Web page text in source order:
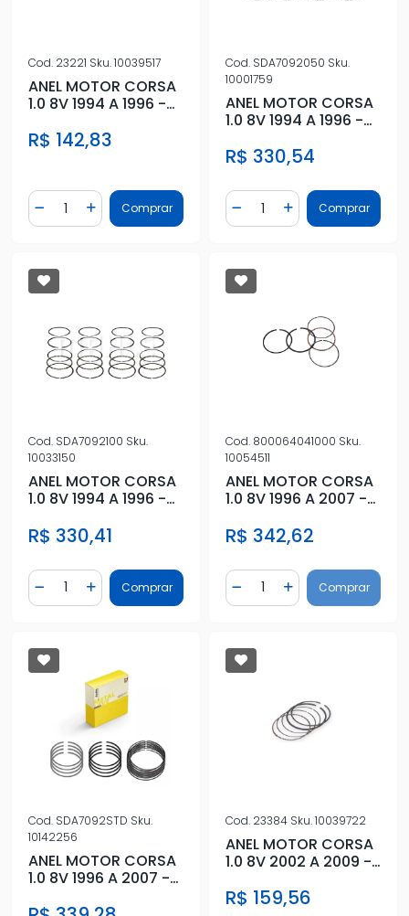
Cod. 23221 Sku.10039517
ANEL MOTOR CORSA
1.0 8V 1994 A 1996 -
R$ 142,83
Diminuir Quantidade
Quantidade
Adicionar Quantidade
Comprar
Cod. SDA7092050 Sku.
10001759
ANEL MOTOR CORSA
1.0 8V 1994 A 1996 -
R$ 330,54
Diminuir Quantidade
Quantidade
AdicionarComprar
Cod. SDA7092100 Sku.
10033150
ANEL MOTOR CORSA
1.0 8V 1994 A 1996 -
R$ 330,41
Diminuir Quantidade
Quantidade
Adicionar Quantidade
Comprar
Cod. 800064041000 Sku.
10054511
ANEL MOTOR CORSA
1.0 8V 1996 A 2007 -
R$ 342,62
Diminuir Quantidade
Quantidade
AdicionarComprar
Cod. SDA7092STD Sku.
10142256
ANEL MOTOR CORSA
1.0 8V 1996 A 2007 -
Cod. 23384 Sku.10039722
ANEL MOTOR CORSA
1.0 8V 2002 A 2009 -
R$ 159,56